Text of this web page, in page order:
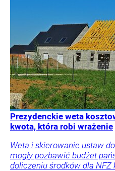
Prezydenckie weta
kwota, która robi wrażenie
Weta i skierowanie ustaw
mogły pozbawić budżet
doliczeniu środków dla NFZ